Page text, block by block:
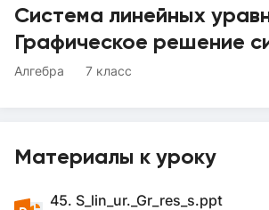
Система линейных
Графическое решение
Алгебра 7 класс
Материалы к уроку
45. S_lin_ur._Gr_res_s.ppt